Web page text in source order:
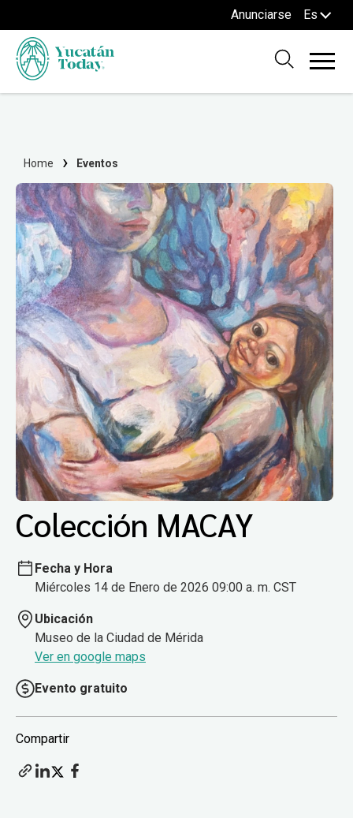
Anunciarse Es
Home Eventos
Colección MACAY
Fecha y Hora
Miércoles 14 de Enero de 2026 09:00 a. m. CST
Ubicación
Museo de la Ciudad de Mérida
Ver en google maps
Evento gratuito
Compartir